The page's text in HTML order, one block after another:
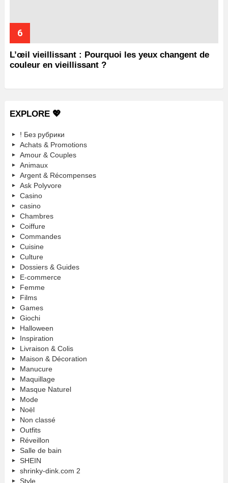
L’œil vieillissant : Pourquoi les yeux changent de
couleur en vieillissant ?
EXPLORE 💖
! Без рубрики
Achats & Promotions
Amour & Couples
Animaux
Argent & Récompenses
Ask Polyvore
Casino
casino
Chambres
Coiffure
Commandes
Cuisine
Culture
Dossiers & Guides
E-commerce
Femme
Films
Games
Giochi
Halloween
Inspiration
Livraison & Colis
Maison & Décoration
Manucure
Maquillage
Masque Naturel
Mode
Noël
Non classé
Outfits
Réveillon
Salle de bain
SHEIN
shrinky-dink.com 2
Style